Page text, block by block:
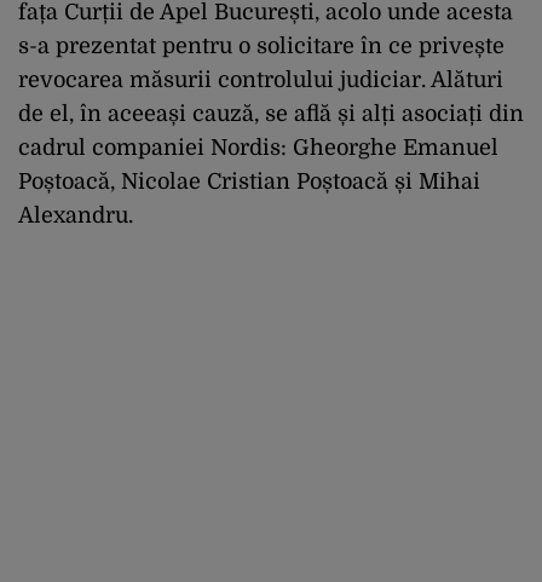
fața Curții de Apel București, acolo unde acesta
s-a prezentat pentru o solicitare în ce privește
revocarea măsurii controlului judiciar. Al ături
de el , în aceeași cauză, se află și al ți asociați din
cadrul companiei Nordis: Gheorghe Emanuel
Poștoacă, Nicolae Cristian Poștoacă și Mihai
Alexandru.